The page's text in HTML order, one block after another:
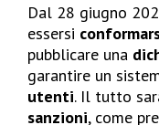
Dal 28 giugno
essersi
pubblicare una
garantire un
utenti. Il tutto
sanzioni, come